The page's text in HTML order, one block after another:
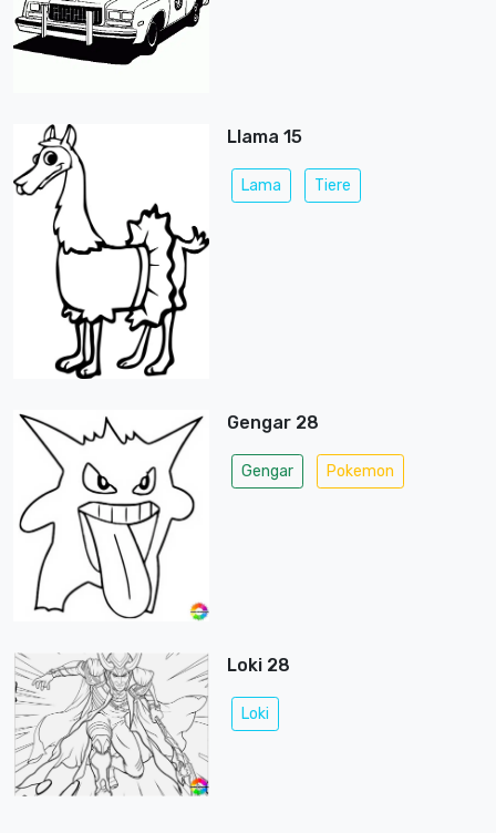
Llama 15
Lama Tiere
Gengar 28
Gengar Pokemon
Loki 28
Loki